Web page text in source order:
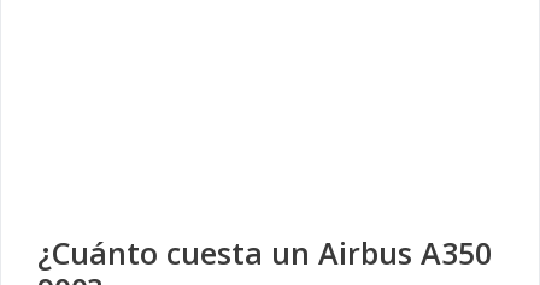
¿Cuánto cuesta un Airbus A350